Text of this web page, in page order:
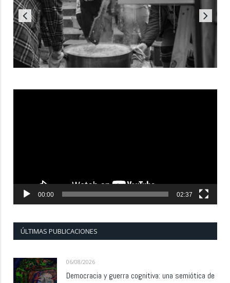
00:00 02:37
ÚLTIMAS PUBLICACIONES
06/08/2026
Democracia y guerra cognitiva: una semiótica de